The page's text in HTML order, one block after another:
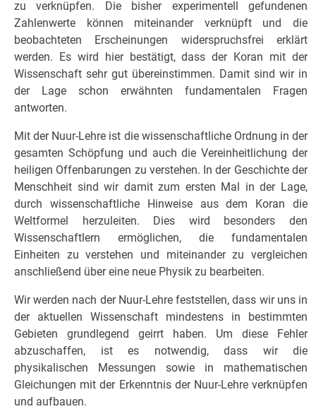
zu verknüpfen. Die bisher experimentell gefundenen
Zahlenwerte können miteinander verknüpft und die
beobachteten Er­schei­nun­gen widerspruchsfrei erklärt
werden. Es wird hier bestätigt, dass der Koran mit der
Wissenschaft sehr gut übereinstimmen. Damit sind wir in
der Lage schon erwähnten fundamentalen Fragen
antworten.
Mit der Nuur-Lehre ist die wissenschaftliche Ordnung in der
gesamten Schöpfung und auch die Vereinheitlichung der
heiligen Offenbarungen zu verstehen. In der Geschichte der
Menschheit sind wir damit zum ersten Mal in der Lage,
durch wissenschaftliche Hinweise aus dem Koran die
Weltformel herzuleiten. Dies wird besonders den
Wissenschaftlern ermöglichen, die fundamentalen
Einheiten zu verstehen und miteinander zu vergleichen
anschließend über eine neue Physik zu bearbeiten.
Wir werden nach der Nuur-Lehre feststellen, dass wir uns in
der aktuellen Wissenschaft mindestens in bestimmten
Gebieten grundlegend geirrt haben. Um diese Fehler
abzuschaffen, ist es notwendig, dass wir die
physikalischen Messungen sowie in mathematischen
Gleichungen mit der Erkenntnis der Nuur-Lehre verknüpfen
und aufbauen.